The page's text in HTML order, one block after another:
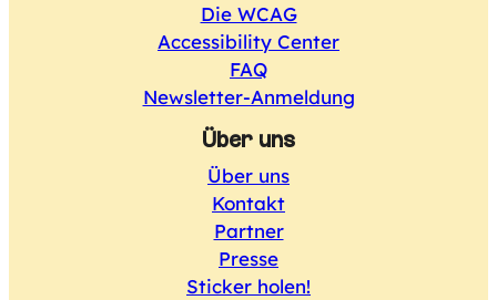
Die WCAG
Accessibility Center
FAQ
Newsletter-Anmeldung
Über uns
Über uns
Kontakt
Partner
Presse
Sticker holen!